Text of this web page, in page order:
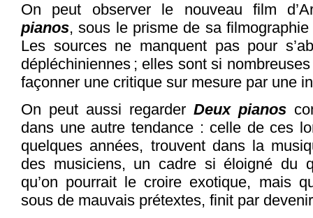
On peut observer le nouveau film
pianos, sous le prisme de sa
Les sources ne manquent pas pour
dépléchiniennes ; elles sont si
façonner une critique sur mesure par une
On peut aussi regarder Deux pianos
dans une autre tendance : celle de ces
quelques années, trouvent dans la
des musiciens, un cadre si éloigné du
qu’on pourrait le croire exotique, mais
sous de mauvais prétextes, finit par